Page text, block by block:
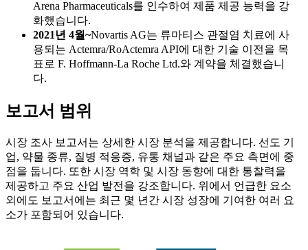
Arena Pharmaceuticals를 인수하여 제품 제공 능력을 강
화했습니다.
2021년 4월~Novartis AG는 류마티스 관절염 치료에 사
용되는 Actemra/RoActemra API에 대한 기술 이전을 목
표로 F. Hoffmann-La Roche Ltd.와 계약을 체결했습니
다.
보고서 범위
시장 조사 보고서는 상세한 시장 분석을 제공합니다. 선도 기
업, 약물 종류, 질병 적응증, 유통 채널과 같은 주요 측면에 중
점을 둡니다. 또한 시장 역학 및 시장 동향에 대한 통찰력을
제공하고 주요 산업 발전을 강조합니다. 위에서 언급한 요소
외에도 보고서에는 최근 몇 년간 시장 성장에 기여한 여러 요
소가 포함되어 있습니다.